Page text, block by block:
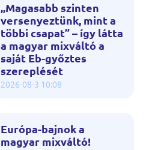
„Magasabb szinten
versenyeztünk, mint a
többi csapat” – így látta
a magyar mixváltó a
saját Eb-győztes
szereplését
2026-08-3 10:08
Európa-bajnok a
magyar mixváltó!